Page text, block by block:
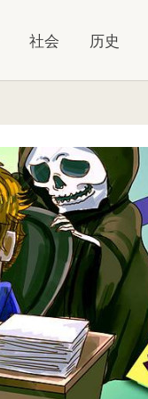
社会 历史